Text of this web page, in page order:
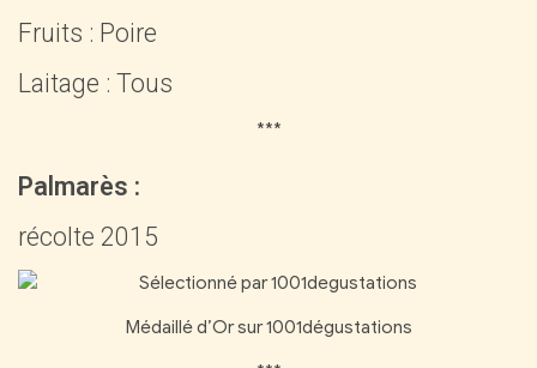
Fruits : Poire
Laitage : Tous
***
Palmarès :
récolte 2015
Médaillé d’Or sur 1001dégustations